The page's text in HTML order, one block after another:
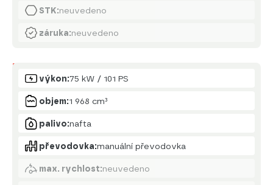
STK:neuvedeno
záruka:neuvedeno
Motor
výkon:75 kW / 101 PS
objem:1 968 cm³
palivo:nafta
převodovka:manuální převodovka
max. rychlost:neuvedeno